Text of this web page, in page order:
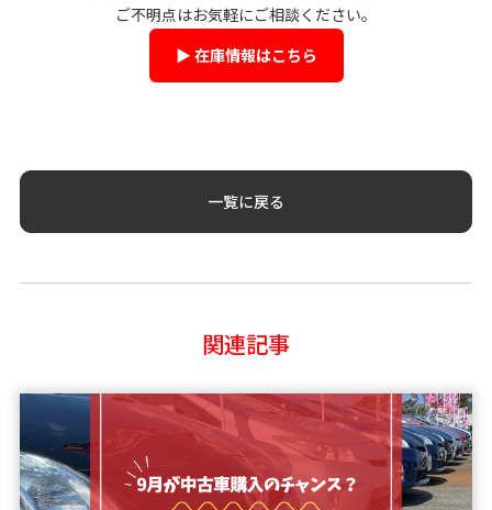
ご不明点はお気軽にご相談ください。
▶ 在庫情報はこちら
一覧に戻る
関連記事